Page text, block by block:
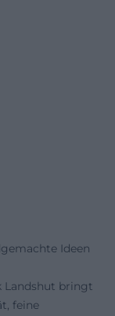
Ideen
Landshut bringt
feine